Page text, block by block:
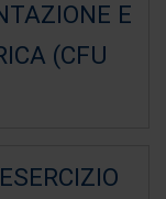
E
(CFU